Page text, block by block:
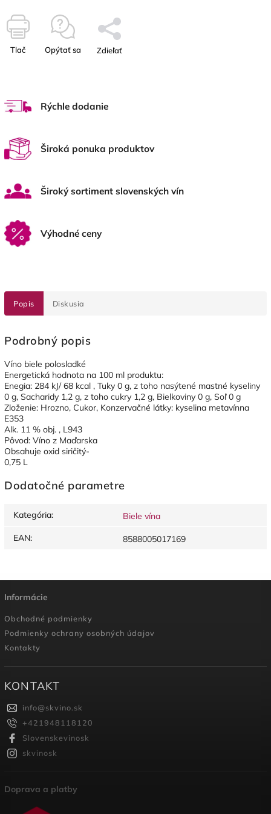
Tlač Opýtať sa Zdieľať
Rýchle dodanie
Široká ponuka produktov
Široký sortiment slovenských vín
Výhodné ceny
Popis Diskusia
Podrobný popis
Víno biele polosladké
Energetická hodnota na 100 ml produktu:
Enegia: 284 kJ/ 68 kcal , Tuky 0 g, z toho nasýtené mastné kyseliny
0 g, Sacharidy 1,2 g, z toho cukry 1,2 g, Bielkoviny 0 g, Soľ 0 g
Zloženie: Hrozno, Cukor, Konzervačné látky: kyselina metavínna
E353
Alk. 11 % obj. , L943
Pôvod: Víno z Maďarska
Obsahuje oxid siričitý-
0,75 L
Dodatočné parametre
Kategória:
Biele vína
EAN: 8588005017169
Informácie
Obchodné podmienky
Podmienky ochrany osobných údajov
Kontakty
KONTAKT
info@skvino.sk
+421948118120
Slovenskevinosk
skvinosk
Doprava a platby